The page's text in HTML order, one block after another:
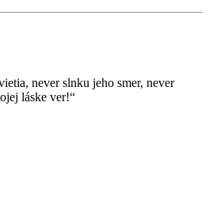
never slnku jeho smer, never
láske ver!